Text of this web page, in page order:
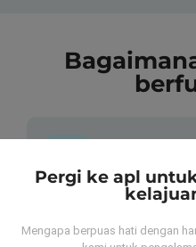
Dari mana
Pergi ke apl
Mengapa berpuas hati dengan